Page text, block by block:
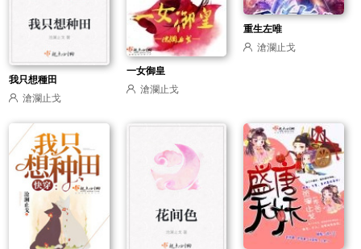
我只想種田
滄瀾止戈
一女御皇
滄瀾止戈
重生左唯
滄瀾止戈